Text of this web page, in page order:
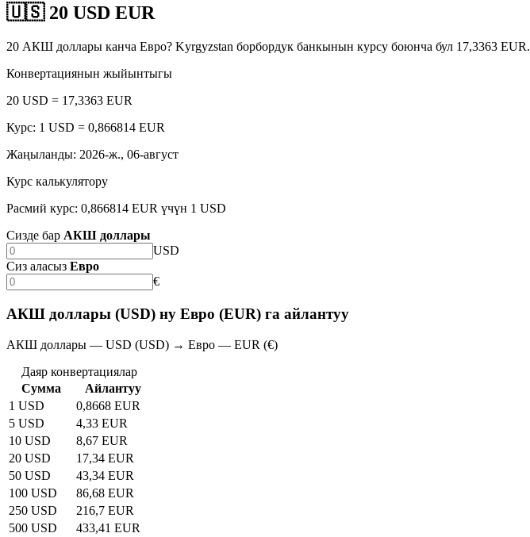
🇺🇸 20 USD EUR
20 АКШ доллары канча Евро? Kyrgyzstan борбордук банкынын курсу боюнча бул 17,3363 EUR.
Конвертациянын жыйынтыгы
20 USD = 17,3363 EUR
Курс: 1 USD = 0,866814 EUR
Жаңыланды: 2026-ж., 06-август
Курс калькулятору
Расмий курс: 0,866814 EUR үчүн 1 USD
Сизде бар АКШ доллары
USD
Сиз аласыз Евро
€
АКШ доллары (USD) ну Евро (EUR) га айлантуу
АКШ доллары — USD (USD) → Евро — EUR (€)
Даяр конвертациялар
Сумма
Айлантуу
1 USD
0,8668 EUR
5 USD
4,33 EUR
10 USD
8,67 EUR
20 USD
17,34 EUR
50 USD
43,34 EUR
100 USD
86,68 EUR
250 USD
216,7 EUR
500 USD
433,41 EUR